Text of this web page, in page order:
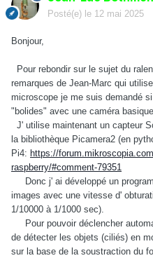
Posté(e) le 12 mai 2025
Bonjour,
Pour rebondir sur le sujet du
remarques de Jean-Marc qui
microscope je me suis demandé
"bolides" avec une caméra
J' utilise maintenant un capteur
la bibliothèque Picamera2 (en
Pi4: https://
raspberry/#comment-79351
Donc j' ai développé un
images avec une vitesse d'
1/10000 à 1/1000 sec).
Pour pouvoir déclencher
de détecter les objets (ciliés) en
sur la base de la soustraction du